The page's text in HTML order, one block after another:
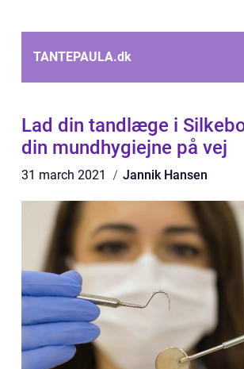
TANTEPAULA.dk
Lad din tandlæge i
din mundhygiejne på vej
31 march 2021 Jannik Hansen